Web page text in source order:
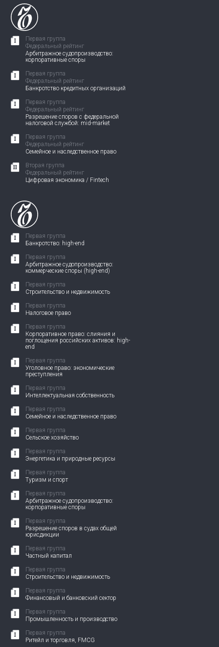
Первая группа
Федеральный рейтинг
Арбитражное судопроизводство:
корпоративные споры
Первая группа
Федеральный рейтинг
Банкротство кредитных организаций
Первая группа
Федеральный рейтинг
Разрешение споров с федеральной
налоговой службой: mid-market
Первая группа
Федеральный рейтинг
Семейное и наследственное право
Вторая группа
Федеральный рейтинг
Цифровая экономика / Fintech
Первая группа
Банкротство: high-end
Первая группа
Арбитражное судопроизводство:
коммерческие споры (high-end)
Первая группа
Строительство и недвижимость
Первая группа
Налоговое право
Первая группа
Корпоративное право: слияния и
поглощения российских активов: high-
end
Первая группа
Уголовное право: экономические
преступления
Первая группа
Интеллектуальная собственность
Первая группа
Семейное и наследственное право
Первая группа
Сельское хозяйство
Первая группа
Энергетика и природные ресурсы
Первая группа
Туризм и спорт
Первая группа
Арбитражное судопроизводство:
корпоративные споры
Первая группа
Разрешение споров в судах общей
юрисдикции
Первая группа
Частный капитал
Первая группа
Строительство и недвижимость
Первая группа
Финансовый и банковский сектор
Первая группа
Промышленность и производство
Первая группа
Ритейл и торговля, FMCG